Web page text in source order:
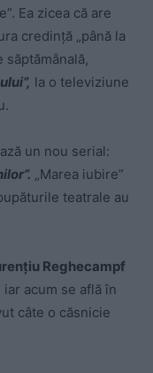
Ea zicea că are
credință „până la
săptămânală,
la o televiziune
un nou serial:
„Marea iubire”
teatrale au
Reghecampf
acum se află în
câte o căsnicie